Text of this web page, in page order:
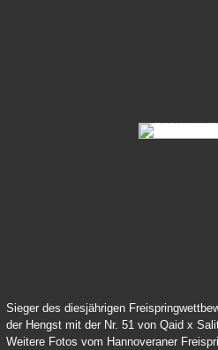
51-Quaid-Salito-
56-Vainquer-d-
Sieger des diesjährigen
der Hengst mit der Nr. 51 von Qaid x
Weitere Fotos vom Hannoveraner